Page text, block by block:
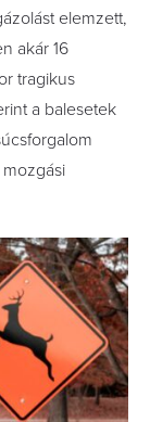
elemzett,
akár 16
tragikus
a balesetek